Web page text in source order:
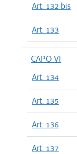
Art. 132 bis
Art. 133
CAPO VI
Art. 134
Art. 135
Art. 136
Art. 137